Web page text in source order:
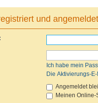
und
Ich habe mein
Die Aktivierungs-
Angemeldet
Meinen